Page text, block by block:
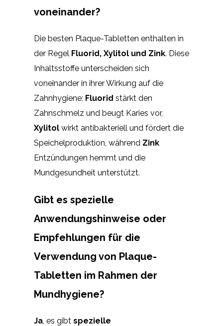
voneinander?
Die besten Plaque-Tabletten enthalten in
der Regel Fluorid, Xylitol und Zink. Diese
Inhaltsstoffe unterscheiden sich
voneinander in ihrer Wirkung auf die
Zahnhygiene: Fluorid stärkt den
Zahnschmelz und beugt Karies vor,
Xylitol wirkt antibakteriell und fördert die
Speichelproduktion, während Zink
Entzündungen hemmt und die
Mundgesundheit unterstützt.
Gibt es spezielle
Anwendungshinweise oder
Empfehlungen für die
Verwendung von Plaque-
Tabletten im Rahmen der
Mundhygiene?
Ja, es gibt spezielle